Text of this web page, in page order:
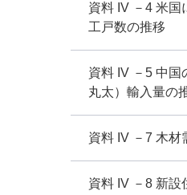
資料 IV －4 米国
工戸数の推移
資料 IV －5 中国
丸太）輸入量の
資料 IV －7 木材
資料 IV －8 新設